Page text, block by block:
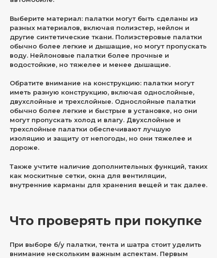
Выберите материал: палатки могут быть сделаны из
разных материалов, включая полиэстер, нейлон и
другие синтетические ткани. Полиэстеровые палатки
обычно более легкие и дышащие, но могут пропускать
воду. Нейлоновые палатки более прочные и
водостойкие, но тяжелее и менее дышащие.
Обратите внимание на конструкцию: палатки могут
иметь разную конструкцию, включая однослойные,
двухслойные и трехслойные. Однослойные палатки
обычно более легкие и быстрые в установке, но они
могут пропускать холод и влагу. Двухслойные и
трехслойные палатки обеспечивают лучшую
изоляцию и защиту от непогоды, но они тяжелее и
дороже.
Также учтите наличие дополнительных функций, таких
как москитные сетки, окна для вентиляции,
внутренние карманы для хранения вещей и так далее.
Что проверять при покупке
При выборе б/у палатки, тента и шатра стоит уделить
внимание нескольким важным аспектам. Первым